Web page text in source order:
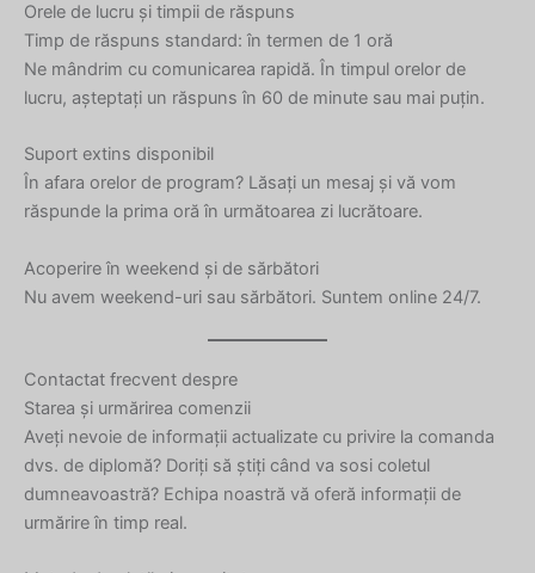
Orele de lucru și timpii de răspuns
Timp de răspuns standard: în termen de 1 oră
Ne mândrim cu comunicarea rapidă. În timpul orelor de
lucru, așteptați un răspuns în 60 de minute sau mai puțin.
Suport extins disponibil
În afara orelor de program? Lăsați un mesaj și vă vom
răspunde la prima oră în următoarea zi lucrătoare.
Acoperire în weekend și de sărbători
Nu avem weekend-uri sau sărbători. Suntem online 24/7.
Contactat frecvent despre
Starea și urmărirea comenzii
Aveți nevoie de informații actualizate cu privire la comanda
dvs. de diplomă? Doriți să știți când va sosi coletul
dumneavoastră? Echipa noastră vă oferă informații de
urmărire în timp real.